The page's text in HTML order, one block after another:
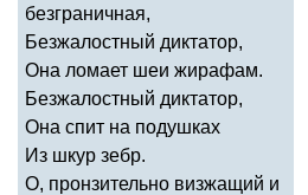
безграничная,
Безжалостный диктатор,
Она ломает шеи жирафам.
Безжалостный диктатор,
Она спит на подушках
Из шкур зебр.
О, пронзительно визжащий и